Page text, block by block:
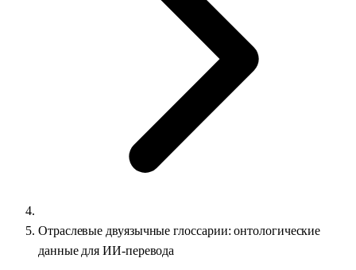
Отраслевые двуязычные глоссарии: онтологические
данные для ИИ-перевода